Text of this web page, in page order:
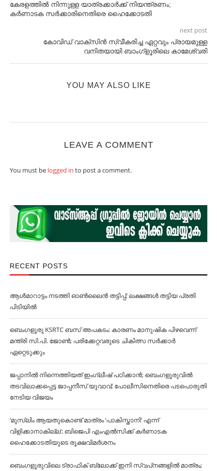
കേരളത്തില്‍ നിന്നുള്ള യാത്രക്കാര്‍ക്ക് നിയന്ത്രണം;
കര്‍ണാടക സര്‍ക്കാരിനെതിരെ ഹൈക്കോടതി
next post
കോവിഡ് വാക്സിൻ സ്വീകരിച്ച ഏറ്റവും പ്രായമുള്ള
വനിതയായി ബാംഗ്ളൂരിലെ കാമേശ്വരി
YOU MAY ALSO LIKE
LEAVE A COMMENT
You must be logged in to post a comment.
RECENT POSTS
ആള്‍മാറാട്ടം നടത്തി ഓണ്‍ലൈൻ തട്ടിപ്പ്; ലക്ഷങ്ങള്‍ തട്ടിയ പ്രതി
പിടിയില്‍
ബെംഗളൂരു KSRTC ബസ് അപകടം: കാരണം മാനുഷിക പിഴവെന്ന്
മന്ത്രി സി.പി. ജോണ്‍; പരിക്കേറ്റവരുടെ ചികിത്സ സര്‍ക്കാര്‍
ഏറ്റെടുക്കും
ജപ്പാനില്‍ നിന്നെത്തിയത് ഇംഗ്ലീഷ് പഠിക്കാൻ; ബെംഗളൂരുവില്‍
തടവിലാക്കപ്പെട്ട ജാപ്പനീസ് യുവാവ്; പോലീസിനെതിരെ പടപൊരുതി
നേടിയ വിജയം
‘മുസ്‌ലിം ആയതുകൊണ്ട് മാത്രം ‘പാകിസ്താനി’ എന്ന്
വിളിക്കാനാകില്ല’; ബിജെപി എംഎല്‍സിക്ക് കര്‍ണാടക
ഹൈക്കോടതിയുടെ രൂക്ഷവിമര്‍ശനം
ബെംഗളൂരുവിലെ ട്രാഫിക് ബ്ലോക്ക് ഇനി സ്വപ്‌നങ്ങളില്‍ മാത്രം;